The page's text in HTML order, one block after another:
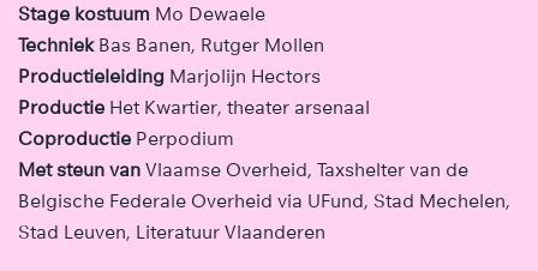
Stage kostuum Mo Dewaele
TechniekBas Banen, Rutger Mollen
Productieleiding Marjolijn Hectors
Productie Het Kwartier, theater arsenaal
Coproductie Perpodium
Met steun van Vlaamse Overheid, Taxshelter van de
Belgische Federale Overheid via UFund, Stad Mechelen,
Stad Leuven, Literatuur Vlaanderen